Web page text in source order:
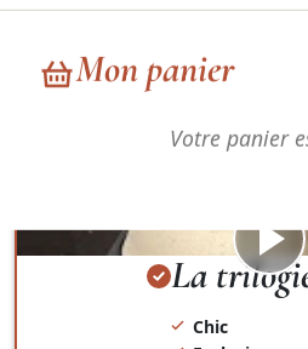
Mon panier
Votre panier
Plateau
Choisissez la forme de vos
Visionner
la
La
Chic